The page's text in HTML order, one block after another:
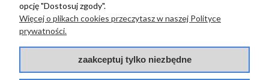
PŁATNOŚCI I DOSTAWA
opcję "Dostosuj zgody".
Więcej o plikach cookies przeczytasz w naszej Polityce
prywatności.
zaakceptuj tylko niezbędne